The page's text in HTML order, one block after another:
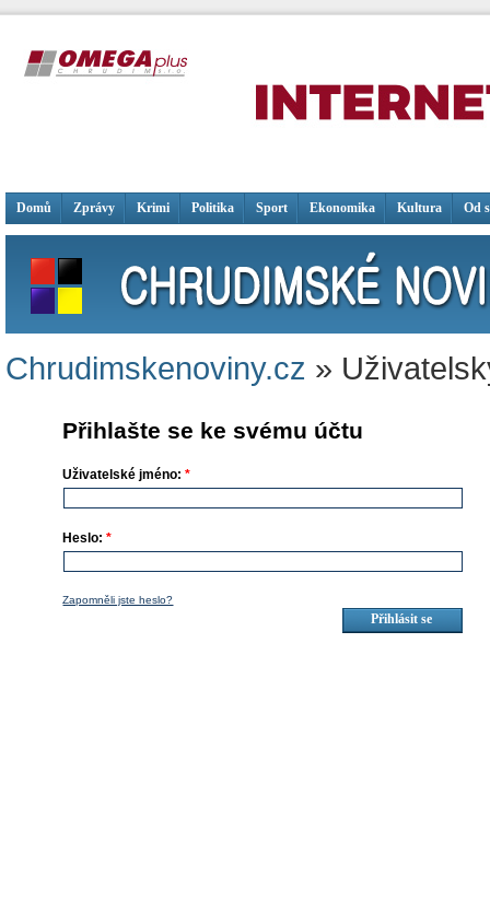
Domů Zprávy Krimi Politika Sport Ekonomika Kultura Od
Chrudimskenoviny.cz »
Přihlašte se ke svému účtu
Uživatelské jméno:*
Heslo:*
Zapomněli jste heslo?